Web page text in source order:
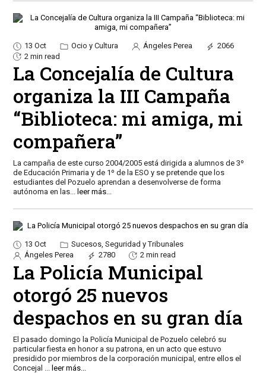
13 Oct Ocio y Cultura Ángeles Perea
2066
2 min read
La Concejalía de Cultura
organiza la III Campaña
“Biblioteca: mi amiga, mi
compañera”
La campaña de este curso 2004/2005 está dirigida a alumnos de 3º
de Educación Primaria y de 1º de la ESO y se pretende que los
estudiantes del Pozuelo aprendan a desenvolverse de forma
autónoma en las... leer más...
13 Oct
Sucesos, Seguridad y Tribunales
Ángeles Perea
2780 2 min read
La Policía Municipal
otorgó 25 nuevos
despachos en su gran día
El pasado domingo la Policía Municipal de Pozuelo celebró su
particular fiesta en honor a su patrona, en un acto que estuvo
presidido por miembros de la corporación municipal, entre ellos el
Concejal
leer más...